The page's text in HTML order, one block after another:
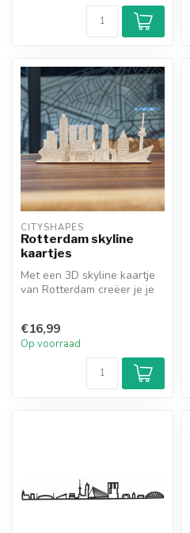
CITYSHAPES
Rotterdam skyline
kaartjes
Met een 3D skyline kaartje
van Rotterdam creëer je je
€16,99
Op voorraad